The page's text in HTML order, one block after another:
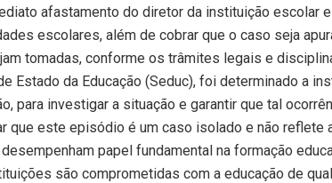
afastamento do diretor da instituição escolar
escolares, além de cobrar que o caso seja
tomadas, conforme os trâmites legais e
Estado da Educação (Seduc), foi determinado a
para investigar a situação e garantir que tal
que este episódio é um caso isolado e não reflete
papel fundamental na formação
são comprometidas com a educação de